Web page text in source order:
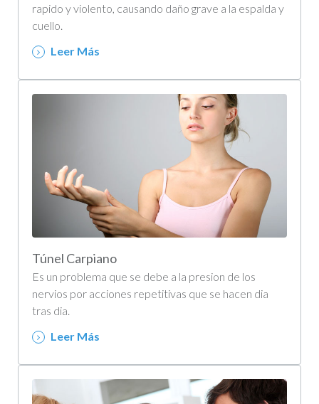
rapido y violento, causando daño grave a la espalda y
cuello.
Leer Más
Túnel Carpiano
Es un problema que se debe a la presion de los
nervios por acciones repetitivas que se hacen dia
tras dia.
Leer Más